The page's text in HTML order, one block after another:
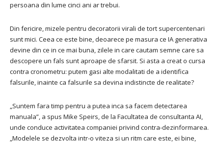
persoana din lume cinci ani ar trebui.
Din fericire, mizele pentru decoratorii virali de tort supercentenari
sunt mici. Ceea ce este bine, deoarece pe masura ce IA generativa
devine din ce in ce mai buna, zilele in care cautam semne care sa
descopere un fals sunt aproape de sfarsit. Si asta a creat o cursa
contra cronometru: putem gasi alte modalitati de a identifica
falsurile, inainte ca falsurile sa devina indistincte de realitate?
„Suntem fara timp pentru a putea inca sa facem detectarea
manuala”, a spus Mike Speirs, de la Facultatea de consultanta AI,
unde conduce activitatea companiei privind contra-dezinformarea.
„Modelele se dezvolta intr-o viteza si un ritm care este, ei bine,